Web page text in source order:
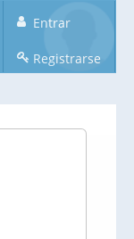
Entrar
Registrarse